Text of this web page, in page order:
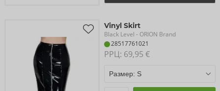
Vinyl Skirt
Black Level - ORION Brand
28517761021
РРЦ: 69,95 €